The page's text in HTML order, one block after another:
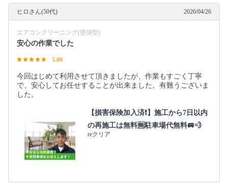
ヒロさん(50代) 2026/04/26
エアコンクリーニング(壁掛型)
安心の作業でした
5.00
今回はじめて利用させて頂きましたが、作業もすごく丁寧
で、安心してお任せすることが出来ました。有難うございま
した。
【損害保険加入済❗️】施工から7日以内
の再施工は無料🈚️駐車場代無料🚐💨
reクリア